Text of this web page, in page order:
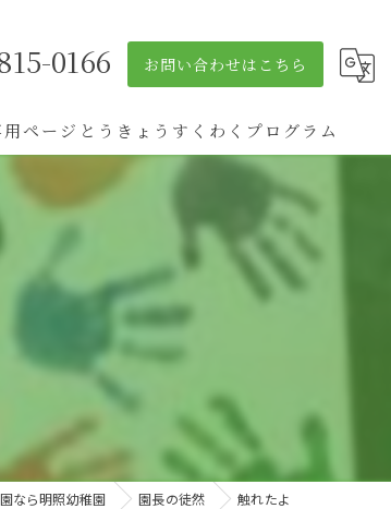
0166 お問い合わせはこちら
ページ とうきょうすくわくプログラム
なら明照幼稚園 園長の徒然 触れたよ